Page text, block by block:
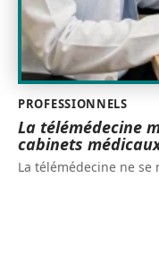
PROFESSIONNELS
La télémédecine
cabinets
La télémédecine ne se